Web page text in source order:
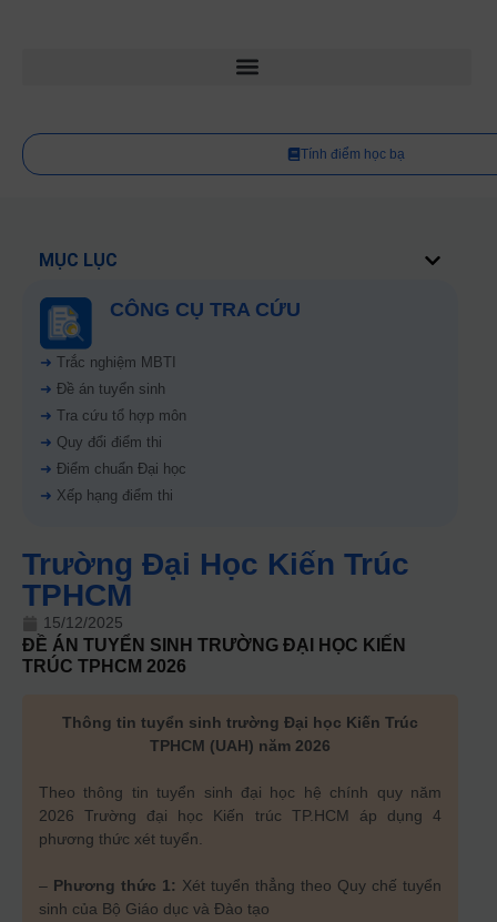
Tính điểm học bạ
MỤC LỤC
CÔNG CỤ TRA CỨU
➜ Trắc nghiệm MBTI
➜ Đề án tuyển sinh
➜ Tra cứu tổ hợp môn
➜ Quy đổi điểm thi
➜ Điểm chuẩn Đại học
➜ Xếp hạng điểm thi
Trường Đại Học Kiến Trúc
TPHCM
15/12/2025
ĐỀ ÁN TUYỂN SINH TRƯỜNG ĐẠI HỌC KIẾN
TRÚC TPHCM 2026
Thông tin tuyển sinh trường Đại học Kiến Trúc
TPHCM (UAH) năm 2026
Theo thông tin tuyển sinh đại học hệ chính quy năm
2026 Trường đại học Kiến trúc TP.HCM áp dụng 4
phương thức xét tuyển.
– Phương thức 1: Xét tuyển thẳng theo Quy chế tuyển
sinh của Bộ Giáo dục và Đào tạo